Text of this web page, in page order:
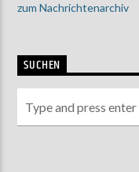
zum Nachrichtenarchiv
SUCHEN